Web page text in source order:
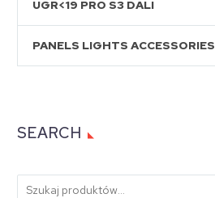
UGR<19 PRO S3 DALI
PANELS LIGHTS ACCESSORIES
SEARCH